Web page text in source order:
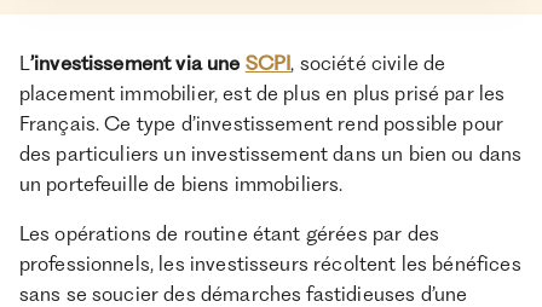
Quels sont les avantages d’une SCPI de rendement ?
Quelle est la stratégie d’une SCPI de rendement ?
Comment souscrire à une SCPI de rendement ?
Quel est le coût d’un investissement en nue-propriété
?
Quelle est la fiscalité d’un investissement SCPI de
rendement ?
SCPI de rendement : quels risques d’investissement ?
L ’investissement via une SCPI, société civile de
placement immobilier, est de plus en plus prisé par les
Français. Ce type d’investissement rend possible pour
des particuliers un investissement dans un bien ou dans
un portefeuille de biens immobiliers.
Les opérations de routine étant gérées par des
professionnels, les investisseurs récoltent les bénéfices
sans se soucier des démarches fastidieuses d’une